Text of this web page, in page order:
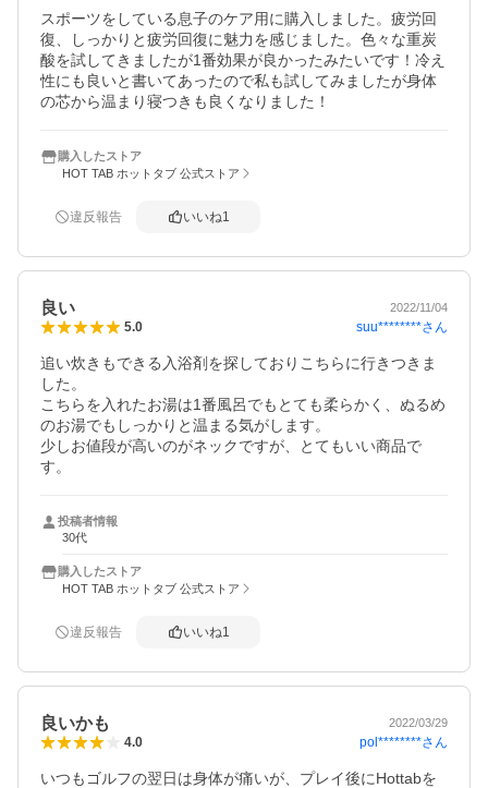
スポーツをしている息子のケア用に購入しました。疲労回
復、しっかりと疲労回復に魅力を感じました。色々な重炭
酸を試してきましたが1番効果が良かったみたいです！冷え
性にも良いと書いてあったので私も試してみましたが身体
の芯から温まり寝つきも良くなりました！
購入したストア
HOT TAB ホットタブ 公式ストア
違反報告 いいね1
良い 2022/11/04
5.0 suu********さん
追い炊きもできる入浴剤を探しておりこちらに行きつきま
した。
こちらを入れたお湯は1番風呂でもとても柔らかく、ぬるめ
のお湯でもしっかりと温まる気がします。
少しお値段が高いのがネックですが、とてもいい商品で
す。
投稿者情報
30代
購入したストア
HOT TAB ホットタブ 公式ストア
違反報告 いいね1
良いかも 2022/03/29
4.0 pol********さん
いつもゴルフの翌日は身体が痛いが、プレイ後にHottabを